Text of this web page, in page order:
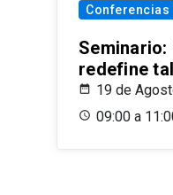
Conferencias
redefine
19 de
09:00 a